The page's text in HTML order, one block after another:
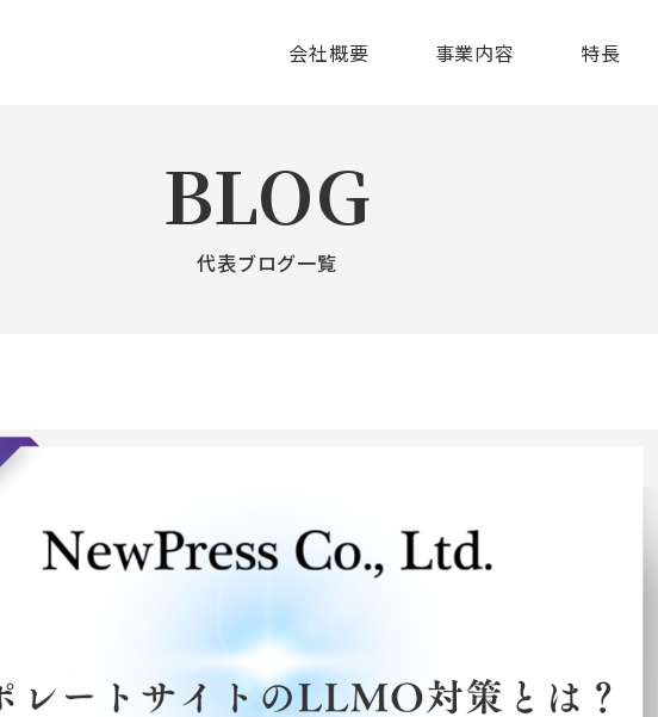
会社概要 事業内容 特長
BLOG
代表ブログ一覧